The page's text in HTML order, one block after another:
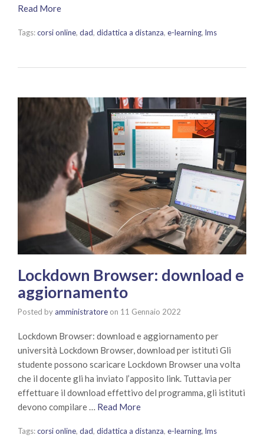
Read More
Tags:corsi online, dad, didattica a distanza, e-learning, lms
Lockdown Browser: download e
aggiornamento
Posted byamministratore on 11 Gennaio 2022
Lockdown Browser: download e aggiornamento per
università Lockdown Browser, download per istituti Gli
studente possono scaricare Lockdown Browser una volta
che il docente gli ha inviato l’apposito link. Tuttavia per
effettuare il download effettivo del programma, gli istituti
devono compilare … Read More
Tags:corsi online, dad, didattica a distanza, e-learning, lms